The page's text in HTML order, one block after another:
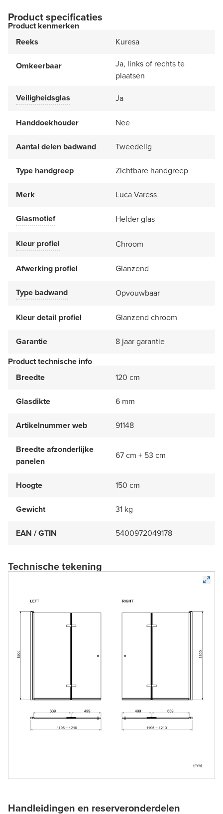
Product specificaties
Product kenmerken
Reeks
Kuresa
Omkeerbaar
Ja, links of rechts te
plaatsen
Veiligheidsglas
Ja
Handdoekhouder Nee
Aantal delen badwand Tweedelig
Type handgreep Zichtbare handgreep
Merk Luca Varess
Glasmotief Helder glas
Kleur profiel Chroom
Afwerking profiel Glanzend
Type badwand Opvouwbaar
Kleur detail profiel Glanzend chroom
Garantie
8 jaar garantie
Product technische info
Breedte
120 cm
Glasdikte 6 mm
Artikelnummer web 91148
Breedte afzonderlijke
panelen
67 cm + 53 cm
Hoogte 150 cm
Gewicht 31 kg
EAN / GTIN 5400972049178
Technische tekening
Handleidingen en reserveronderdelen